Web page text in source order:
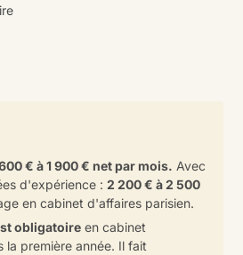
€ à 1 900 € net par mois. Avec
d'expérience : 2 200 € à 2 500
en cabinet d'affaires parisien.
obligatoireen cabinet
la première année. Il fait